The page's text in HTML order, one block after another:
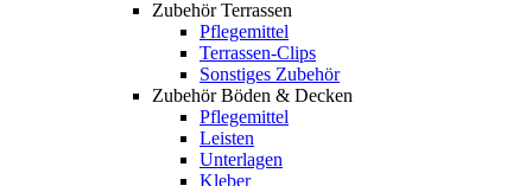
Zubehör Terrassen
Pflegemittel
Terrassen-Clips
Sonstiges Zubehör
Zubehör Böden & Decken
Pflegemittel
Leisten
Unterlagen
Kleber